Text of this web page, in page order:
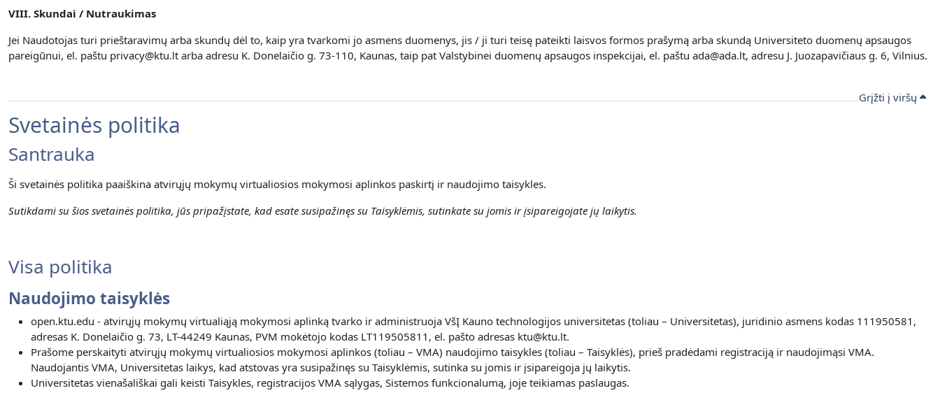
VIII. Skundai / Nutraukimas
Jei Naudotojas turi prieštaravimų arba skundų dėl to, kaip yra tvarkomi jo asmens duomenys, jis / ji turi teisę pateikti laisvos formos prašymą arba skundą Universiteto duomenų apsaugos
pareigūnui, el. paštu privacy@ktu.lt arba adresu K. Donelaičio g. 73-110, Kaunas, taip pat Valstybinei duomenų apsaugos inspekcijai, el. paštu ada@ada.lt, adresu J. Juozapavičiaus g. 6, Vilnius.
Grįžti į viršų
Svetainės politika
Santrauka
Ši svetainės politika paaiškina atvirųjų mokymų virtualiosios mokymosi aplinkos paskirtį ir naudojimo taisykles.
Sutikdami su šios svetainės politika, jūs pripažįstate, kad esate susipažinęs su Taisyklėmis, sutinkate su jomis ir įsipareigojate jų laikytis.
Visa politika
Naudojimo taisyklės
open.ktu.edu - atvirųjų mokymų virtualiąją mokymosi aplinką tvarko ir administruoja VšĮ Kauno technologijos universitetas (toliau – Universitetas), juridinio asmens kodas 111950581,
adresas K. Donelaičio g. 73, LT-44249 Kaunas, PVM mokėtojo kodas LT119505811, el. pašto adresas ktu@ktu.lt.
Prašome perskaityti atvirųjų mokymų virtualiosios mokymosi aplinkos (toliau – VMA) naudojimo taisykles (toliau – Taisyklės), prieš pradėdami registraciją ir naudojimąsi VMA.
Naudojantis VMA, Universitetas laikys, kad atstovas yra susipažinęs su Taisyklėmis, sutinka su jomis ir įsipareigoja jų laikytis.
Universitetas vienašališkai gali keisti Taisykles, registracijos VMA sąlygas, Sistemos funkcionalumą, joje teikiamas paslaugas.